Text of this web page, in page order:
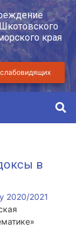
края
в
2020/2021